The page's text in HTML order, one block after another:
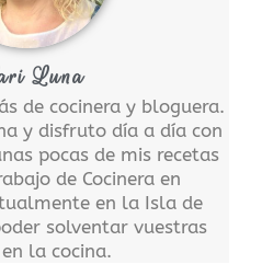
Luna
de cocinera y bloguera.
y disfruto día a día con
pocas de mis recetas
de Cocinera en
en la Isla de
solventar vuestras
la cocina.